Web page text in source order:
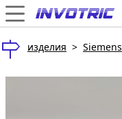
изделия > Siemens